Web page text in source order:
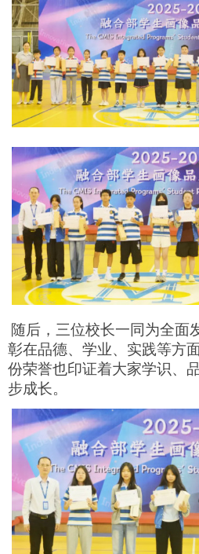
随后，三位校长一同为全面
彰在品德、学业、实践等方
份荣誉也印证着大家学识、
步成长。